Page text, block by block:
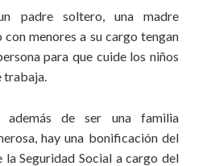
padre soltero, una madre
menores a su cargo tengan
para que cuide los niños
trabaja.
además de ser una familia
hay una bonificación del
la Seguridad Social a cargo del